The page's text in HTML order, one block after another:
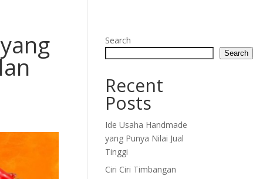
Search
Search
Recent
Posts
Ide Usaha Handmade
yang Punya Nilai Jual
Tinggi
Ciri Ciri Timbangan